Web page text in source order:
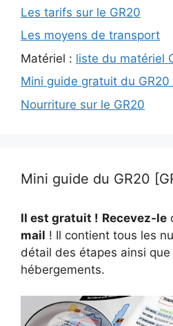
Les tarifs sur le GR20
Les moyens de transport
Matériel : liste du matériel
Mini guide gratuit du GR20
Nourriture sur le GR20
Mini guide du GR20
Il est gratuit ! Recevez-le
mail ! Il contient tous les
détail des étapes ainsi
hébergements.